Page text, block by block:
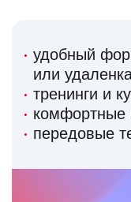
удобный
или
тренинги и
комфортные
передовые